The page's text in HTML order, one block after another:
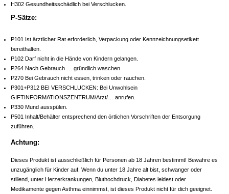
H302 Gesundheitsschädlich bei Verschlucken.
P-Sätze:
P101 Ist ärztlicher Rat erforderlich, Verpackung oder Kennzeichnungsetikett
bereithalten.
P102 Darf nicht in die Hände von Kindern gelangen.
P264 Nach Gebrauch … gründlich waschen.
P270 Bei Gebrauch nicht essen, trinken oder rauchen.
P301+P312 BEI VERSCHLUCKEN: Bei Unwohlsein
GIFTINFORMATIONSZENTRUM/Arzt/… anrufen.
P330 Mund ausspülen.
P501 Inhalt/Behälter entsprechend den örtlichen Vorschriften der Entsorgung
zuführen.
Achtung:
Dieses Produkt ist ausschließlich für Personen ab 18 Jahren bestimmt! Bewahre es
unzugänglich für Kinder auf. Wenn du unter 18 Jahre alt bist, schwanger oder
stillend, unter Herzerkrankungen, Bluthochdruck, Diabetes leidest oder
Medikamente gegen Asthma einnimmst, ist dieses Produkt nicht für dich geeignet.